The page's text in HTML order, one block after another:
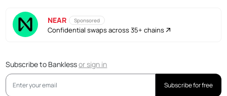
NEAR Sponsored
Confidential swaps across 35+ chains
Subscribe to Banklessorsign in
Subscribe for free